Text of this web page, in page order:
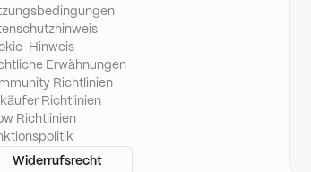
Hinweis
Erwähnungen
Richtlinien
Richtlinien
Richtlinien
Widerrufsrecht